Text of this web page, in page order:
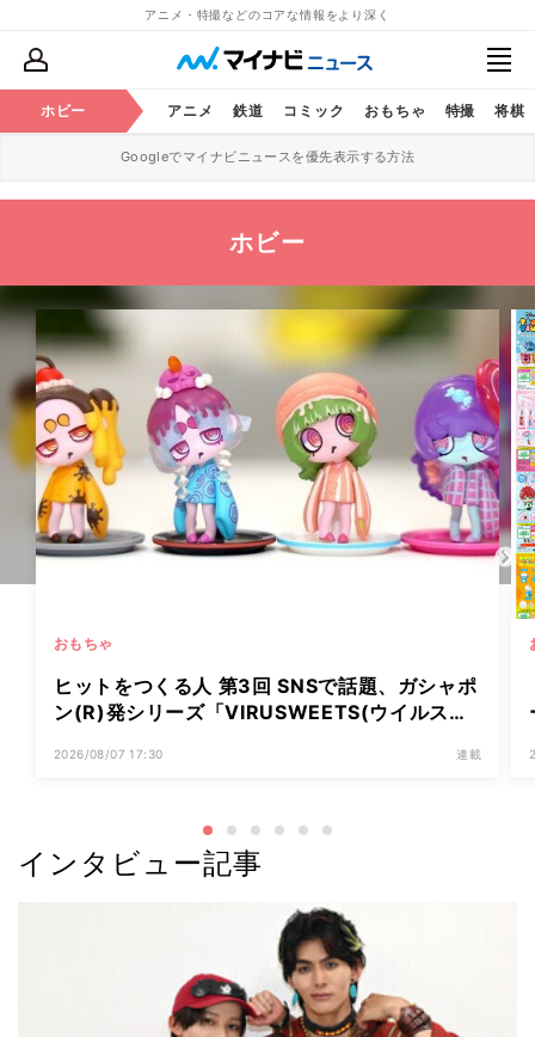
アニメ・特撮などのコアな情報をより深く
ホビー アニメ 鉄道 コミック おもちゃ 特撮 将棋
Googleでマイナビニュースを優先表示する方法
ホビー
おもちゃ
ヒットをつくる人 第3回 SNSで話題、ガシャポ
ン(R)発シリーズ「VIRUSWEETS(ウイルスイ
ー(R)超え」目指す新挑戦も
2026/08/07 17:30 連載
インタビュー記事